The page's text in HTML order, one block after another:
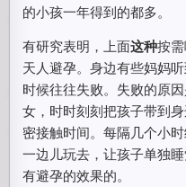
的小孩一年得到的都多。
有研究表明，上面这种按
天人避孕。身边有些妈妈
时候往往失败。失败的原
女，时时刻刻把孩子带到
密接触时间。每隔几个小
一边儿玩去，让孩子单独
有避孕的效果的。